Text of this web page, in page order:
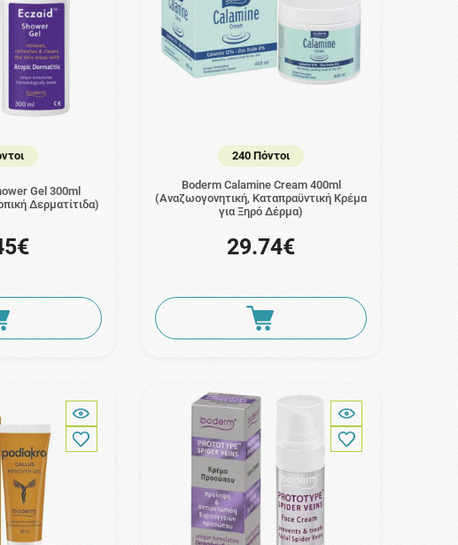
Gel 300ml
Δερματίτιδα)
240 Πόντοι
Boderm Calamine Cream 400ml
(Αναζωογονητική, Καταπραϋντική Κρέμα
για Ξηρό Δέρμα)
29.74€